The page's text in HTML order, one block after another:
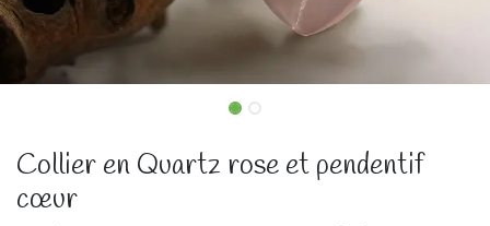
Collier en Quartz rose et pendentif
cœur